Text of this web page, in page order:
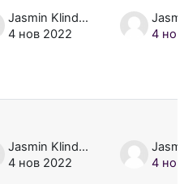
Jasmin Klindžić
4 нов 2022
4
Jasmin Klindžić
4 нов 2022
4